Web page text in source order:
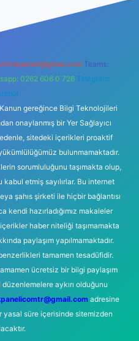
Teams:
0262 606 0 726 Telegram:
Kanun gereğince Bilgi Teknolojileri
onaylanmış bir Yer Sağlayıcı
sitedeki içerikleri proaktif
bulunmamaktadır.
sorumluluğunu taşımakta olup,
etmiş sayılırlar. Bu internet
şahıs şirketi ile hiçbir bağlantısı
kendi hazırladığımız makaleler
haber niteliği taşımamakta
paylaşım yapılmamaktadır.
tamamen tesadüfidir.
ücretsiz bir bilgi paylaşım
aykırı olduğunu
adresine
süre içerisinde sitemizden